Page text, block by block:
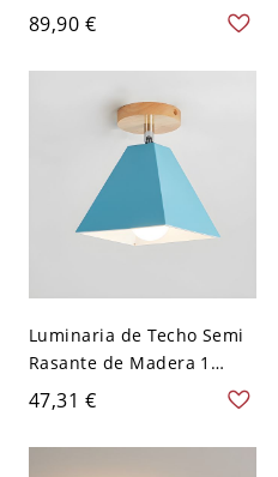
de estrella Macron para
habitación infantil - Azul
110 A 120 V Blanco
89,90 €
Luminaria de Techo Semi
Rasante de Madera 1
Cabeza Luz de Techo
Moderna para Corredor -
Azul 110 A 120 V
47,31 €